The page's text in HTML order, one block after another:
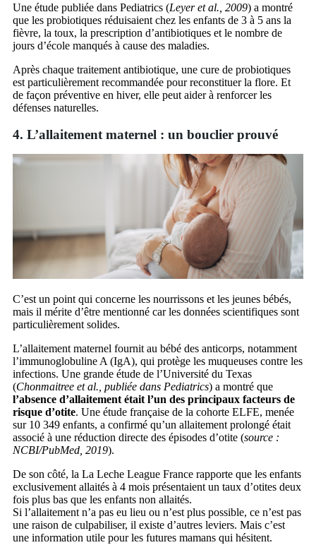
Une étude publiée dans Pediatrics (Leyer et al., 2009) a montré
que les probiotiques réduisaient chez les enfants de 3 à 5 ans la
fièvre, la toux, la prescription d’antibiotiques et le nombre de
jours d’école manqués à cause des maladies.
Après chaque traitement antibiotique, une cure de probiotiques
est particulièrement recommandée pour reconstituer la flore. Et
de façon préventive en hiver, elle peut aider à renforcer les
défenses naturelles.
4. L’allaitement maternel : un bouclier prouvé
C’est un point qui concerne les nourrissons et les jeunes bébés,
mais il mérite d’être mentionné car les données scientifiques sont
particulièrement solides.
L’allaitement maternel fournit au bébé des anticorps, notamment
l’immunoglobuline A (IgA), qui protège les muqueuses contre les
infections. Une grande étude de l’Université du Texas
(Chonmaitree et al., publiée dans Pediatrics) a montré que
l’absence d’allaitement était l’un des principaux facteurs de
risque d’otite. Une étude française de la cohorte ELFE, menée
sur 10 349 enfants, a confirmé qu’un allaitement prolongé était
associé à une réduction directe des épisodes d’otite (source :
NCBI/PubMed, 2019).
De son côté, la La Leche League France rapporte que les enfants
exclusivement allaités à 4 mois présentaient un taux d’otites deux
fois plus bas que les enfants non allaités.
Si l’allaitement n’a pas eu lieu ou n’est plus possible, ce n’est pas
une raison de culpabiliser, il existe d’autres leviers. Mais c’est
une information utile pour les futures mamans qui hésitent.